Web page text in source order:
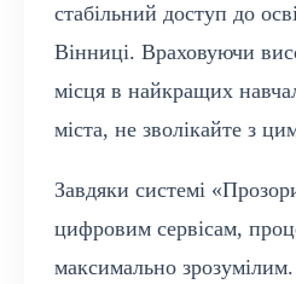
стабільний доступ до
Вінниці. Враховуючи
місця в найкращих
міста, не зволікайте з
Завдяки системі
цифровим сервісам,
максимально